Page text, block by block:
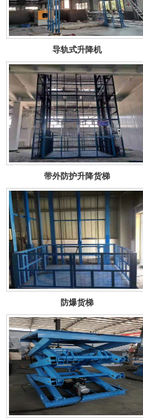
导轨式升降机
带外防护升降货梯
防爆货梯